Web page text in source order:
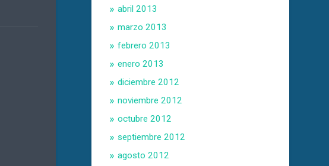
abril 2013
marzo 2013
febrero 2013
enero 2013
diciembre 2012
noviembre 2012
octubre 2012
septiembre 2012
agosto 2012